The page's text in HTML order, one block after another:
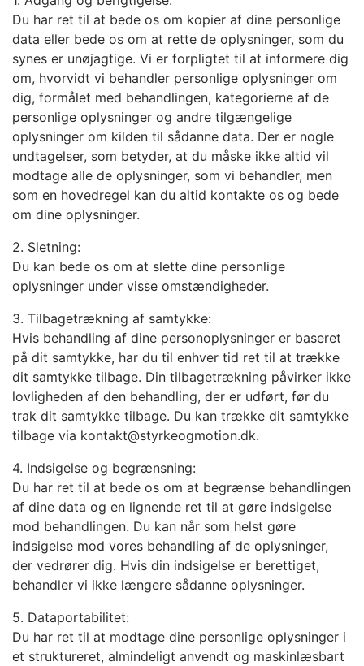
Du har ret til at bede os om kopier af dine personlige
data eller bede os om at rette de oplysninger, som du
synes er unøjagtige. Vi er forpligtet til at informere dig
om, hvorvidt vi behandler personlige oplysninger om
dig, formålet med behandlingen, kategorierne af de
personlige oplysninger og andre tilgængelige
oplysninger om kilden til sådanne data. Der er nogle
undtagelser, som betyder, at du måske ikke altid vil
modtage alle de oplysninger, som vi behandler, men
som en hovedregel kan du altid kontakte os og bede
om dine oplysninger.
2. Sletning:
Du kan bede os om at slette dine personlige
oplysninger under visse omstændigheder.
3. Tilbagetrækning af samtykke:
Hvis behandling af dine personoplysninger er baseret
på dit samtykke, har du til enhver tid ret til at trække
dit samtykke tilbage. Din tilbagetrækning påvirker ikke
lovligheden af den behandling, der er udført, før du
trak dit samtykke tilbage. Du kan trække dit samtykke
tilbage via kontakt@styrkeogmotion.dk.
4. Indsigelse og begrænsning:
Du har ret til at bede os om at begrænse behandlingen
af dine data og en lignende ret til at gøre indsigelse
mod behandlingen. Du kan når som helst gøre
indsigelse mod vores behandling af de oplysninger,
der vedrører dig. Hvis din indsigelse er berettiget,
behandler vi ikke længere sådanne oplysninger.
5. Dataportabilitet:
Du har ret til at modtage dine personlige oplysninger i
et struktureret, almindeligt anvendt og maskinlæsbart